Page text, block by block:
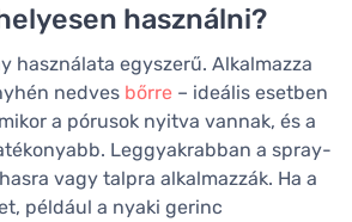
használni?
használata egyszerű. Alkalmazza
nedves bőrre – ideális esetben
a pórusok nyitva vannak, és a
Leggyakrabban a spray-
vagy talpra alkalmazzák. Ha a
például a nyaki gerinc